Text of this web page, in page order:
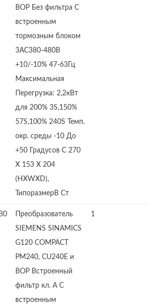
BOP Без фильтра С
встроенным
тормозным блоком
3AC380-480В
+10/-10% 47-63Гц
Максимальная
Перегрузка: 2,2кВт
для 200% 3S,150%
57S,100% 240S Темп.
окр. среды -10 До
+50 Градусов C 270
X 153 X 204
(HXWXD),
ТипоразмерB Ст
Преобразователь
SIEMENS SINAMICS
G120 COMPACT
PM240, CU240E и
BOP Встроенный
фильтр кл. А С
встроенным
1